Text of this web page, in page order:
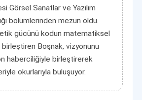
Görsel Sanatlar ve Yazılım
bölümlerinden mezun oldu.
gücünü kodun matematiksel
Boşnak, vizyonunu
haberciliğiyle birleştirerek
okurlarıyla buluşuyor.